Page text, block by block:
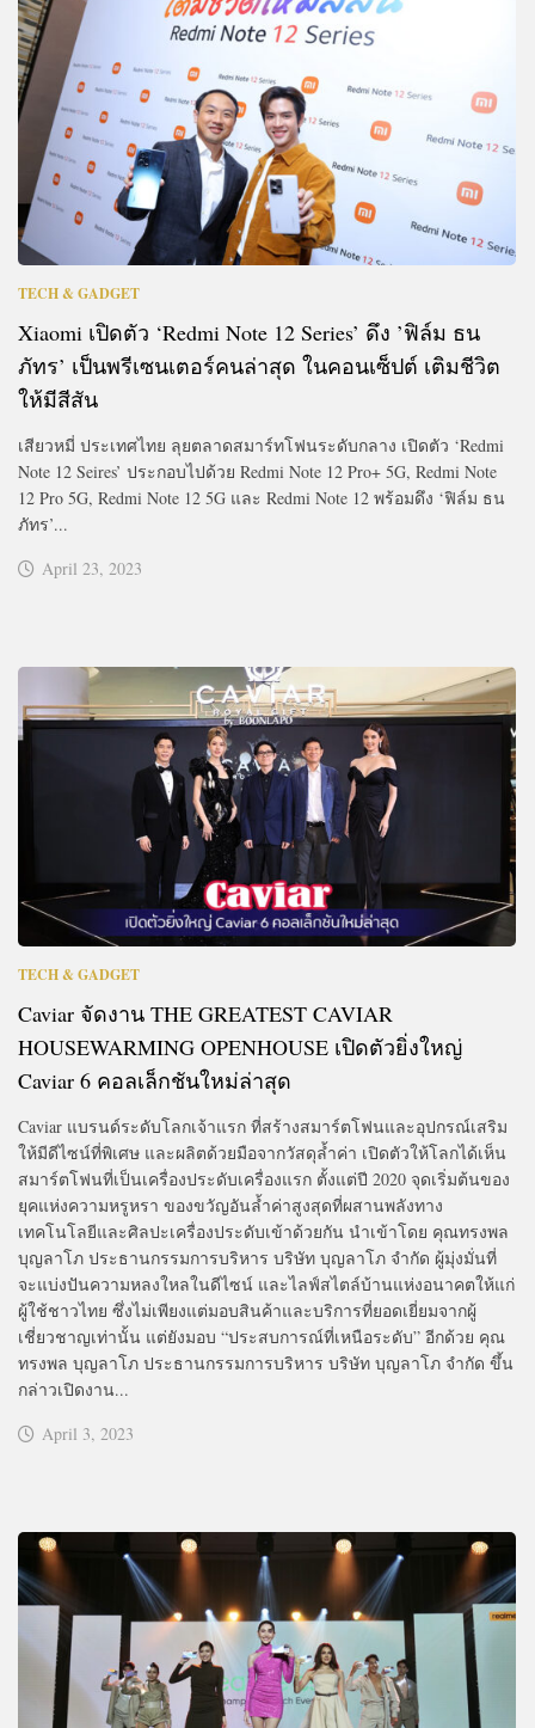
TECH & GADGET
Xiaomi เปิดตัว ‘Redmi Note 12 Series’ ดึง ’ฟิล์ม ธน
ภัทร’ เป็นพรีเซนเตอร์คนล่าสุด ในคอนเซ็ปต์ เติมชีวิต
ให้มีสีสัน
เสียวหมี่ ประเทศไทย ลุยตลาดสมาร์ทโฟนระดับกลาง เปิดตัว ‘Redmi
Note 12 Seires’ ประกอบไปด้วย Redmi Note 12 Pro+ 5G, Redmi Note
12 Pro 5G, Redmi Note 12 5G และ Redmi Note 12 พร้อมดึง ‘ฟิล์ม ธน
ภัทร’...
April 23, 2023
TECH & GADGET
Caviar จัดงาน THE GREATEST CAVIAR
HOUSEWARMING OPENHOUSE เปิดตัวยิ่งใหญ่
Caviar 6 คอลเล็กชันใหม่ล่าสุด
Caviar แบรนด์ระดับโลกเจ้าแรก ที่สร้างสมาร์ตโฟนและอุปกรณ์เสริม
ให้มีดีไซน์ที่พิเศษ และผลิตด้วยมือจากวัสดุล้ำค่า เปิดตัวให้โลกได้เห็น
สมาร์ตโฟนที่เป็นเครื่องประดับเครื่องแรก ตั้งแต่ปี 2020 จุดเริ่มต้นของ
ยุคแห่งความหรูหรา ของขวัญอันล้ำค่าสูงสุดที่ผสานพลังทาง
เทคโนโลยีและศิลปะเครื่องประดับเข้าด้วยกัน นำเข้าโดย คุณทรงพล
บุญลาโภ ประธานกรรมการบริหาร บริษัท บุญลาโภ จำกัด ผู้มุ่งมั่นที่
จะแบ่งปันความหลงใหลในดีไซน์ และไลฟ์สไตล์บ้านแห่งอนาคตให้แก่
ผู้ใช้ชาวไทย ซึ่งไม่เพียงแต่มอบสินค้าและบริการที่ยอดเยี่ยมจากผู้
เชี่ยวชาญเท่านั้น แต่ยังมอบ “ประสบการณ์ที่เหนือระดับ” อีกด้วย คุณ
ทรงพล บุญลาโภ ประธานกรรมการบริหาร บริษัท บุญลาโภ จำกัด ขึ้น
กล่าวเปิดงาน...
April 3, 2023